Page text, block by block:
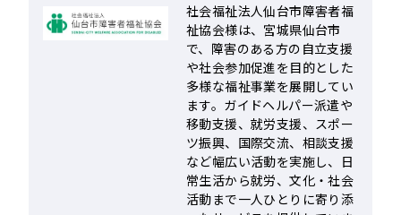
社会福祉法人仙台市障害者福
祉協会様は、宮城県仙台市
で、障害のある方の自立支援
や社会参加促進を目的とした
多様な福祉事業を展開してい
ます。ガイドヘルパー派遣や
移動支援、就労支援、スポー
ツ振興、国際交流、相談支援
など幅広い活動を実施し、日
常生活から就労、文化・社会
活動まで一人ひとりに寄り添